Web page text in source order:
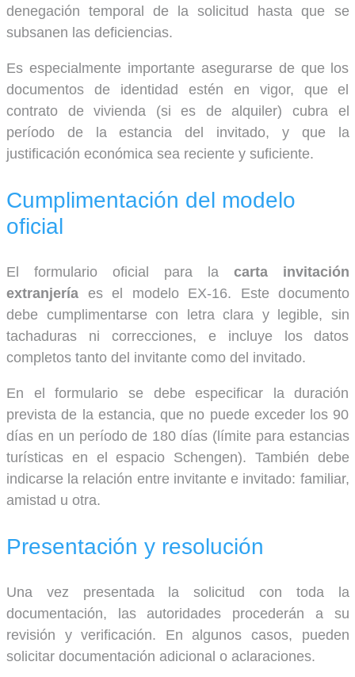
denegación temporal de la solicitud hasta que se
subsanen las deficiencias.
Es especialmente importante asegurarse de que los
documentos de identidad estén en vigor, que el
contrato de vivienda (si es de alquiler) cubra el
período de la estancia del invitado, y que la
justificación económica sea reciente y suficiente.
Cumplimentación del modelo
oficial
El formulario oficial para la carta invitación
extranjería es el modelo EX-16. Este documento
debe cumplimentarse con letra clara y legible, sin
tachaduras ni correcciones, e incluye los datos
completos tanto del invitante como del invitado.
En el formulario se debe especificar la duración
prevista de la estancia, que no puede exceder los 90
días en un período de 180 días (límite para estancias
turísticas en el espacio Schengen). También debe
indicarse la relación entre invitante e invitado: familiar,
amistad u otra.
Presentación y resolución
Una vez presentada la solicitud con toda la
documentación, las autoridades procederán a su
revisión y verificación. En algunos casos, pueden
solicitar documentación adicional o aclaraciones.